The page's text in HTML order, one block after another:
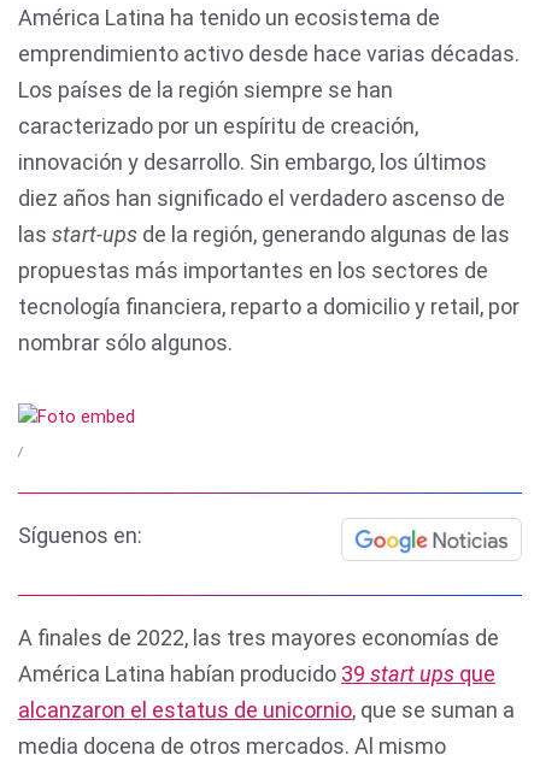
América Latina ha tenido un ecosistema de
emprendimiento activo desde hace varias décadas.
Los países de la región siempre se han
caracterizado por un espíritu de creación,
innovación y desarrollo. Sin embargo, los últimos
diez años han significado el verdadero ascenso de
las start-ups de la región, generando algunas de las
propuestas más importantes en los sectores de
tecnología financiera, reparto a domicilio y retail, por
nombrar sólo algunos.
/
Síguenos en:
A finales de 2022, las tres mayores economías de
América Latina habían producido 39 start ups que
alcanzaron el estatus de unicornio, que se suman a
media docena de otros mercados. Al mismo